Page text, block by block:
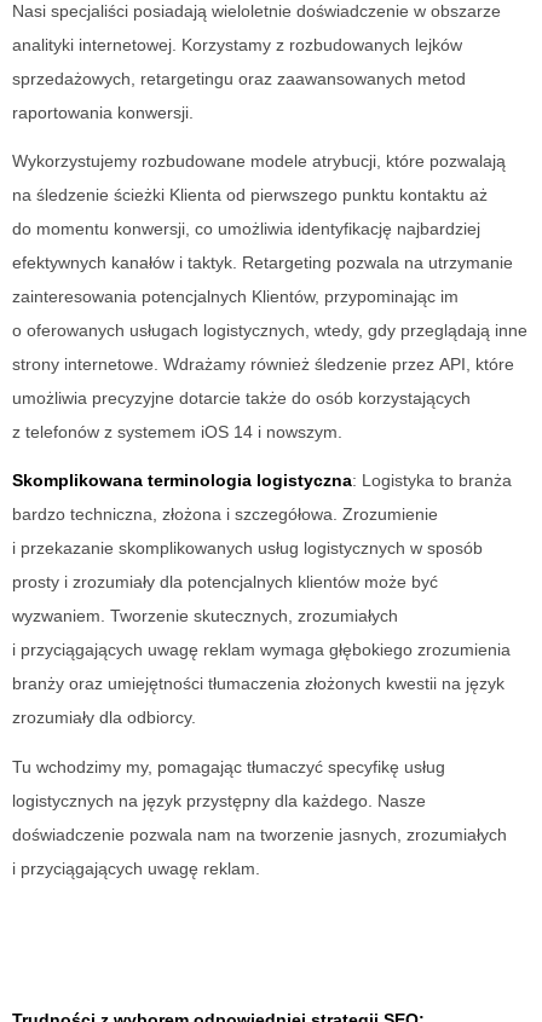
Nasi specjaliści posiadają wieloletnie doświadczenie w obszarze
analityki internetowej. Korzystamy z rozbudowanych lejków
sprzedażowych, retargetingu oraz zaawansowanych metod
raportowania konwersji.
Wykorzystujemy rozbudowane modele atrybucji, które pozwalają
na śledzenie ścieżki Klienta od pierwszego punktu kontaktu aż
do momentu konwersji, co umożliwia identyfikację najbardziej
efektywnych kanałów i taktyk. Retargeting pozwala na utrzymanie
zainteresowania potencjalnych Klientów, przypominając im
o oferowanych usługach logistycznych, wtedy, gdy przeglądają inne
strony internetowe. Wdrażamy również śledzenie przez API, które
umożliwia precyzyjne dotarcie także do osób korzystających
z telefonów z systemem iOS 14 i nowszym.
Skomplikowana terminologia logistyczna: Logistyka to branża
bardzo techniczna, złożona i szczegółowa. Zrozumienie
i przekazanie skomplikowanych usług logistycznych w sposób
prosty i zrozumiały dla potencjalnych klientów może być
wyzwaniem. Tworzenie skutecznych, zrozumiałych
i przyciągających uwagę reklam wymaga głębokiego zrozumienia
branży oraz umiejętności tłumaczenia złożonych kwestii na język
zrozumiały dla odbiorcy.
Tu wchodzimy my, pomagając tłumaczyć specyfikę usług
logistycznych na język przystępny dla każdego. Nasze
doświadczenie pozwala nam na tworzenie jasnych, zrozumiałych
i przyciągających uwagę reklam.